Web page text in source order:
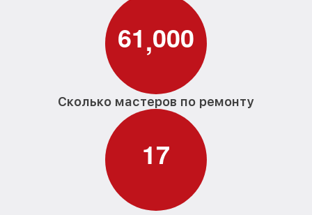
61,000
Сколько мастеров по ремонту
17